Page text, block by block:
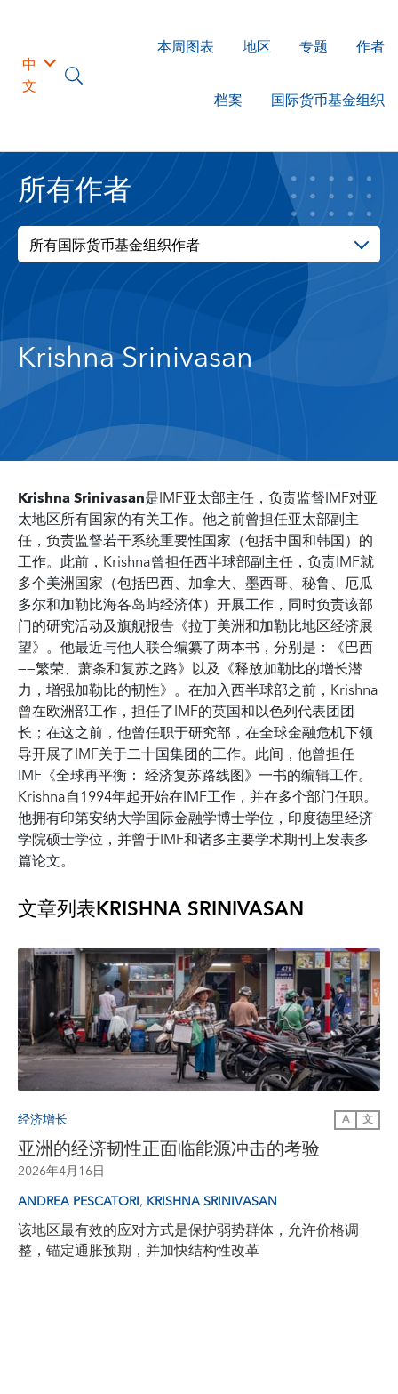
中
文
本周图表 地区 专题 作者
档案 国际货币基金组织
所有作者
所有国际货币基金组织作者
Krishna Srinivasan
Krishna Srinivasan是IMF亚太部主任，负责监督IMF对亚
太地区所有国家的有关工作。他之前曾担任亚太部副主
任，负责监督若干系统重要性国家（包括中国和韩国）的
工作。此前，Krishna曾担任西半球部副主任，负责IMF就
多个美洲国家（包括巴西、加拿大、墨西哥、秘鲁、厄瓜
多尔和加勒比海各岛屿经济体）开展工作，同时负责该部
门的研究活动及旗舰报告《拉丁美洲和加勒比地区经济展
望》。他最近与他人联合编纂了两本书，分别是：《巴西
——繁荣、萧条和复苏之路》以及《释放加勒比的增长潜
力，增强加勒比的韧性》。在加入西半球部之前，Krishna
曾在欧洲部工作，担任了IMF的英国和以色列代表团团
长；在这之前，他曾任职于研究部，在全球金融危机下领
导开展了IMF关于二十国集团的工作。此间，他曾担任
IMF《全球再平衡： 经济复苏路线图》一书的编辑工作。
Krishna自1994年起开始在IMF工作，并在多个部门任职。
他拥有印第安纳大学国际金融学博士学位，印度德里经济
学院硕士学位，并曾于IMF和诸多主要学术期刊上发表多
篇论文。
文章列表KRISHNA SRINIVASAN
经济增长 A 文
亚洲的经济韧性正面临能源冲击的考验
2026年4月16日
ANDREA PESCATORI, KRISHNA SRINIVASAN
该地区最有效的应对方式是保护弱势群体，允许价格调
整，锚定通胀预期，并加快结构性改革